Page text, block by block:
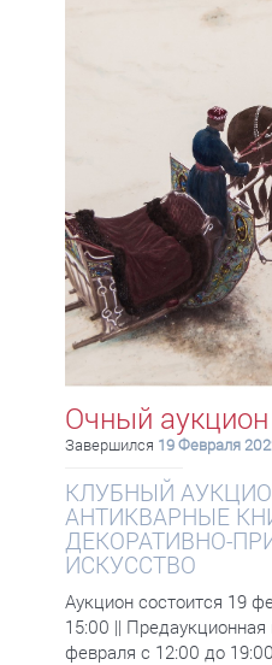
Очный
Завершился 19 Февраля
КЛУБНЫЙ
АНТИКВАРНЫЕ
ДЕКОРАТИВНО-
ИСКУССТВО
Аукцион состоится 19
15:00 ||
февраля с 12:00 до 19:00